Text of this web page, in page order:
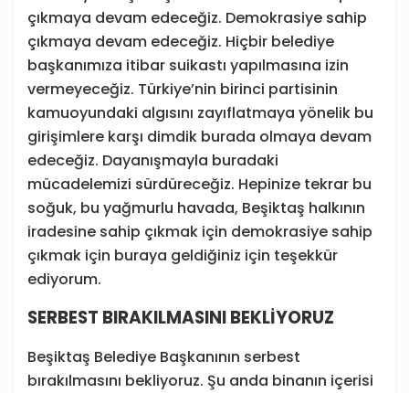
çıkmaya devam edeceğiz. Demokrasiye sahip
çıkmaya devam edeceğiz. Hiçbir belediye
başkanımıza itibar suikastı yapılmasına izin
vermeyeceğiz. Türkiye’nin birinci partisinin
kamuoyundaki algısını zayıflatmaya yönelik bu
girişimlere karşı dimdik burada olmaya devam
edeceğiz. Dayanışmayla buradaki
mücadelemizi sürdüreceğiz. Hepinize tekrar bu
soğuk, bu yağmurlu havada, Beşiktaş halkının
iradesine sahip çıkmak için demokrasiye sahip
çıkmak için buraya geldiğiniz için teşekkür
ediyorum.
SERBEST BIRAKILMASINI BEKLİYORUZ
Beşiktaş Belediye Başkanının serbest
bırakılmasını bekliyoruz. Şu anda binanın içerisi